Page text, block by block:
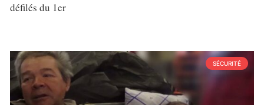
défilés du 1er
SÉCURITÉ